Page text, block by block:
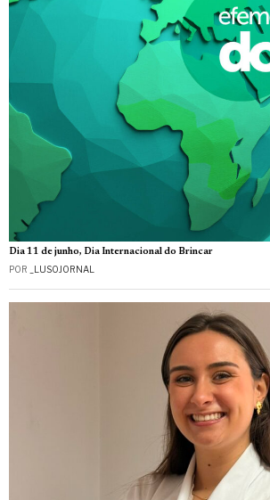
Dia 11 de junho, Dia Internacional do Brincar
POR _LUSOJORNAL